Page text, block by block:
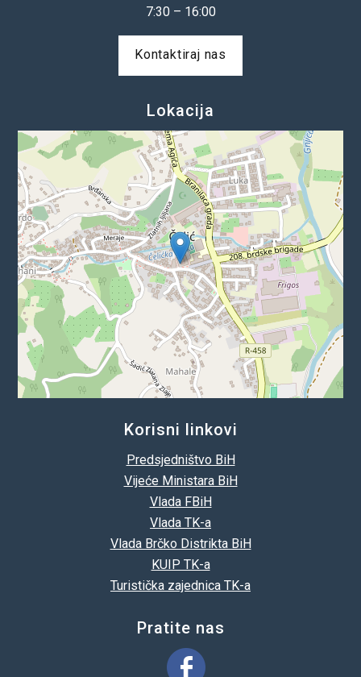
7:30 – 16:00
Kontaktiraj nas
Lokacija
Korisni linkovi
Predsjedništvo BiH
Vijeće Ministara BiH
Vlada FBiH
Vlada TK-a
Vlada Brčko Distrikta BiH
KUIP TK-a
Turistička zajednica TK-a
Pratite nas